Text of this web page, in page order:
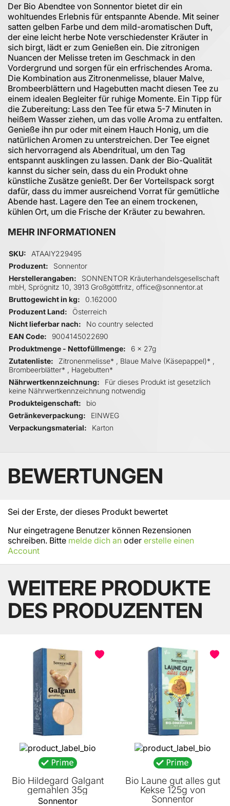
Der Bio Abendtee von Sonnentor bietet dir ein
wohltuendes Erlebnis für entspannte Abende. Mit seiner
satten gelben Farbe und dem mild-aromatischen Duft,
der eine leicht herbe Note verschiedenster Kräuter in
sich birgt, lädt er zum Genießen ein. Die zitronigen
Nuancen der Melisse treten im Geschmack in den
Vordergrund und sorgen für ein erfrischendes Aroma.
Die Kombination aus Zitronenmelisse, blauer Malve,
Brombeerblättern und Hagebutten macht diesen Tee zu
einem idealen Begleiter für ruhige Momente. Ein Tipp für
die Zubereitung: Lass den Tee für etwa 5-7 Minuten in
heißem Wasser ziehen, um das volle Aroma zu entfalten.
Genieße ihn pur oder mit einem Hauch Honig, um die
natürlichen Aromen zu unterstreichen. Der Tee eignet
sich hervorragend als Abendritual, um den Tag
entspannt ausklingen zu lassen. Dank der Bio-Qualität
kannst du sicher sein, dass du ein Produkt ohne
künstliche Zusätze genießt. Der 6er Vorteilspack sorgt
dafür, dass du immer ausreichend Vorrat für gemütliche
Abende hast. Lagere den Tee an einem trockenen,
kühlen Ort, um die Frische der Kräuter zu bewahren.
MEHR INFORMATIONEN
Mehr Informationen
SKU
ATAAIY229495
Produzent
Sonnentor
Herstellerangaben
SONNENTOR Kräuterhandelsgesellschaft
mbH, Sprögnitz 10, 3913 Großgöttfritz, office@sonnentor.at
Bruttogewicht in kg
0.162000
Produzent Land
Österreich
Nicht lieferbar nach
No country selected
EAN Code
9004145022690
Produktmenge - Nettofüllmenge
6 x 27g
Zutatenliste
Zitronenmelisse* , Blaue Malve (Käsepappel)* ,
Brombeerblätter* , Hagebutten*
Nährwertkennzeichnung
Für dieses Produkt ist gesetzlich
keine Nährwertkennzeichnung notwendig
Produkteigenschaft
bio
Getränkeverpackung
EINWEG
Verpackungsmaterial
Karton
BEWERTUNGEN
Sei der Erste, der dieses Produkt bewertet
Nur eingetragene Benutzer können Rezensionen
schreiben. Bitte melde dich an oder erstelle einen
Account
WEITERE PRODUKTE
DES PRODUZENTEN
Bio Hildegard Galgant
gemahlen 35g
Sonnentor
Bio Laune gut alles gut
Kekse 125g von
Sonnentor